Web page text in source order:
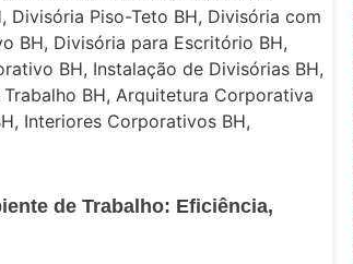
de Trabalho: Eficiência,